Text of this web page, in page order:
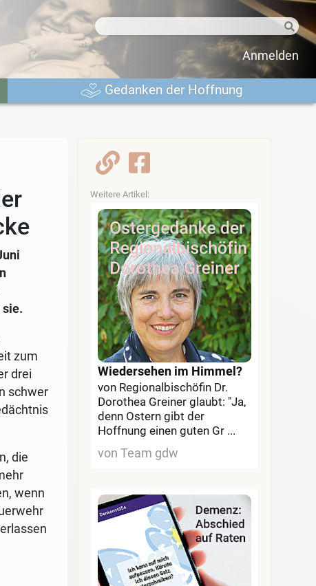
Anmelden
Gedanken der Hoffnung
sie.
zum
drei
schwer
die
wenn
Weitere Artikel:
Wiedersehen im Himmel?
von Regionalbischöfin Dr.
Dorothea Greiner glaubt: "Ja,
denn Ostern gibt der
Hoffnung einen guten Gr ...
von Team gdw